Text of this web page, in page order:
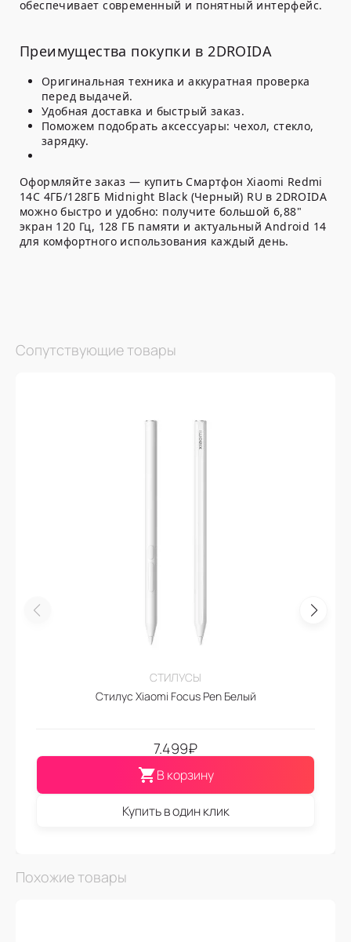
обеспечивает современный и понятный интерфейс.
Преимущества покупки в 2DROIDA
Оригинальная техника и аккуратная проверка
перед выдачей.
Удобная доставка и быстрый заказ.
Поможем подобрать аксессуары: чехол, стекло,
зарядку.
Оформляйте заказ — купить Смартфон Xiaomi Redmi
14C 4ГБ/128ГБ Midnight Black (Черный) RU в 2DROIDA
можно быстро и удобно: получите большой 6,88"
экран 120 Гц, 128 ГБ памяти и актуальный Android 14
для комфортного использования каждый день.
Сопутствующие товары
СТИЛУСЫ
Стилус Xiaomi Focus Pen Белый
7.499₽
В корзину
Купить в один клик
Похожие товары